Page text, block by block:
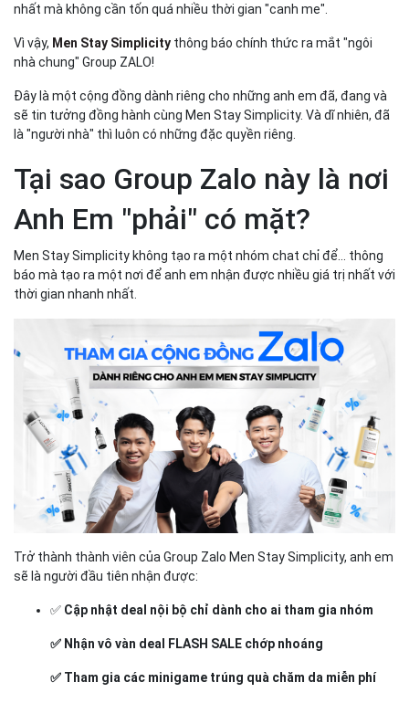
nhất mà không cần tốn quá nhiều thời gian "canh me".
Vì vậy, Men Stay Simplicity thông báo chính thức ra mắt "ngôi
nhà chung" Group ZALO!
Đây là một cộng đồng dành riêng cho những anh em đã, đang và
sẽ tin tưởng đồng hành cùng Men Stay Simplicity. Và dĩ nhiên, đã
là "người nhà" thì luôn có những đặc quyền riêng.
Tại sao Group Zalo này là nơi
Anh Em "phải" có mặt?
Men Stay Simplicity không tạo ra một nhóm chat chỉ để... thông
báo mà tạo ra một nơi để anh em nhận được nhiều giá trị nhất với
thời gian nhanh nhất.
Trở thành thành viên của Group Zalo Men Stay Simplicity, anh em
sẽ là người đầu tiên nhận được:
✅ Cập nhật deal nội bộ chỉ dành cho ai tham gia nhóm
✅ Nhận vô vàn deal FLASH SALE chớp nhoáng
✅ Tham gia các minigame trúng quà chăm da miễn phí